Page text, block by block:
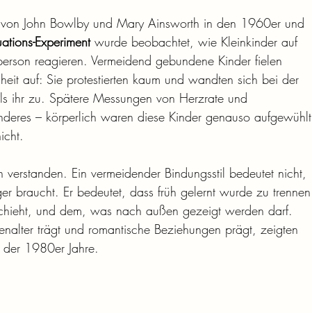
John Bowlby und Mary Ainsworth in den 1960er und
Experiment wurde beobachtet, wie Kleinkinder auf
reagieren. Vermeidend gebundene Kinder fielen
auf: Sie protestierten kaum und wandten sich bei der
ihr zu. Spätere Messungen von Herzrate und
– körperlich waren diese Kinder genauso aufgewühlt
Ein vermeidender Bindungsstil bedeutet nicht,
braucht. Er bedeutet, dass früh gelernt wurde zu trennen
und dem, was nach außen gezeigt werden darf.
trägt und romantische Beziehungen prägt, zeigten
1980er Jahre.